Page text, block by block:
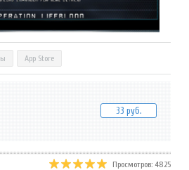
App Store
33 руб.
Просмотров: 4825